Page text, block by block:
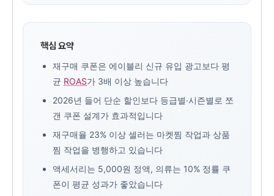
핵심 요약
재구매 쿠폰은 에이블리 신규 유입 광고보다 평
균 ROAS가 3배 이상 높습니다
2026년 들어 단순 할인보다 등급별·시즌별로 쪼
갠 쿠폰 설계가 효과적입니다
재구매율 23% 이상 셀러는 마켓찜 작업과 상품
찜 작업을 병행하고 있습니다
액세서리는 5,000원 정액, 의류는 10% 정률 쿠
폰이 평균 성과가 좋았습니다